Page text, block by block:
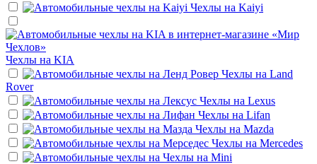
Чехлы на Kaiyi
Чехлы на KIA
Чехлы на Land
Rover
Чехлы на Lexus
Чехлы на Lifan
Чехлы на Mazda
Чехлы на Mercedes
Чехлы на Mini